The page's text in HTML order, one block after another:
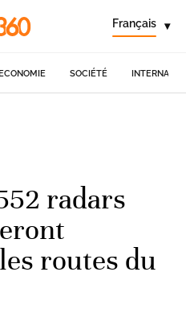
Français ▾
SOCIÉTÉ
radars
routes du